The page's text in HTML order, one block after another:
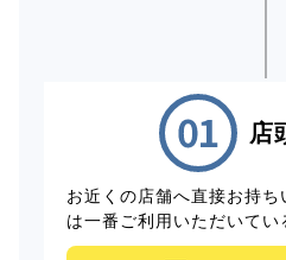
店
お近くの店舗へ直接お持ち
は一番ご利用いただいてい